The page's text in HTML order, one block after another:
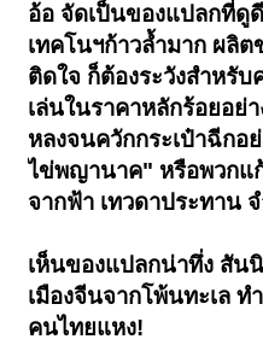
อ้อ จัดเป็นของแปลกที่ดู
เทคโนฯก้าวล้ำมาก ผลิ
ติดใจ ก็ต้องระวังสำหรั
เล่นในราคาหลักร้อยอย่
หลงจนควักกระเป๋าฉีกอ
ไข่พญานาค" หรือพวกแ
จากฟ้า เทวดาประทาน
เห็นของแปลกน่าทึ่ง สัน
เมืองจีนจากโพ้นทะเล ท
คนไทยแหง!